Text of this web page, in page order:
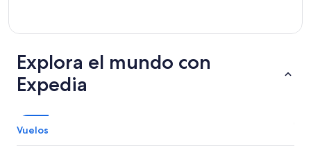
Explora el mundo con
Expedia
Vuelos